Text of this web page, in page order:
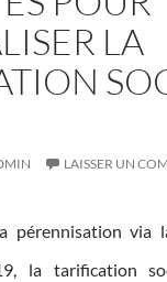
LA
LAISSER UN
pérennisation via
la tarification